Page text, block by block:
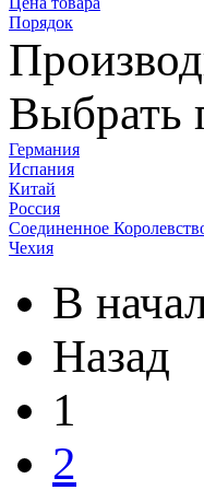
Порядок
Выбрать
Германия
Испания
Китай
Россия
Соединенное
Чехия
В
Назад
1
2